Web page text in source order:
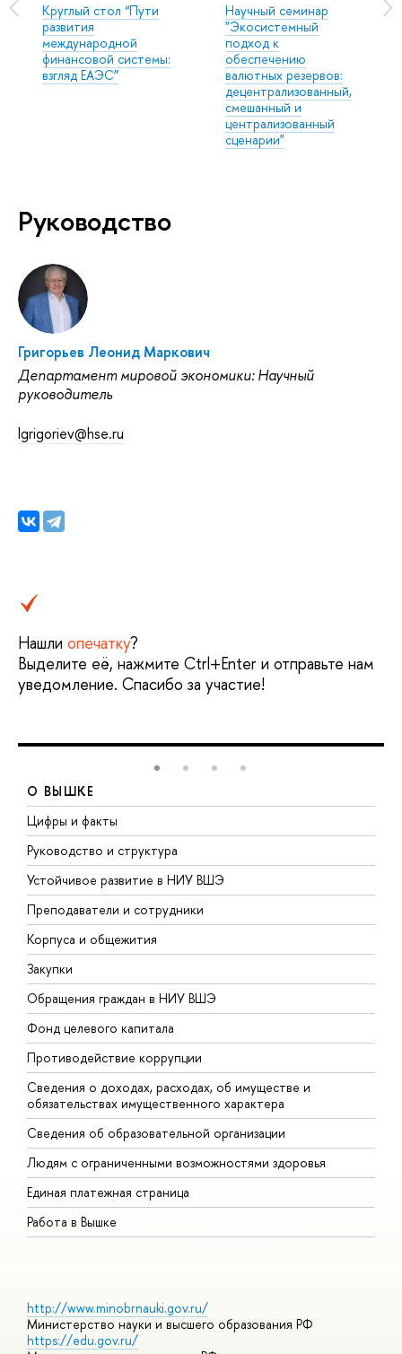
Круглый стол “Пути
развития
международной
финансовой системы:
взгляд ЕАЭС”
Научный семинар
"Экосистемный
подход к
обеспечению
валютных резервов:
децентрализованный,
смешанный и
централизованный
сценарии"
Руководство
Григорьев Леонид Маркович
Департамент мировой экономики: Научный
руководитель
lgrigoriev@hse.ru
Нашли опечатку?
Выделите её, нажмите Ctrl+Enter и отправьте нам
уведомление. Спасибо за участие!
О ВЫШКЕ
Цифры и факты
Руководство и структура
Устойчивое развитие в НИУ ВШЭ
Преподаватели и сотрудники
Корпуса и общежития
Закупки
Обращения граждан в НИУ ВШЭ
Фонд целевого капитала
Противодействие коррупции
Сведения о доходах, расходах, об имуществе и
обязательствах имущественного характера
Сведения об образовательной организации
Людям с ограниченными возможностями здоровья
Единая платежная страница
Работа в Вышке
http://www.minobrnauki.gov.ru/
Министерство науки и высшего образования РФ
https://edu.gov.ru/